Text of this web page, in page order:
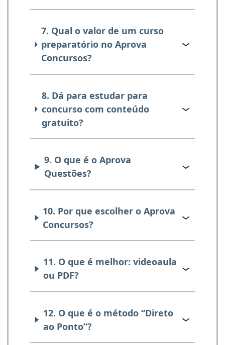
7. Qual o valor de um curso
preparatório no Aprova
Concursos?
8. Dá para estudar para
concurso com conteúdo
gratuito?
9. O que é o Aprova
Questões?
10. Por que escolher o Aprova
Concursos?
11. O que é melhor: videoaula
ou PDF?
12. O que é o método “Direto
ao Ponto”?